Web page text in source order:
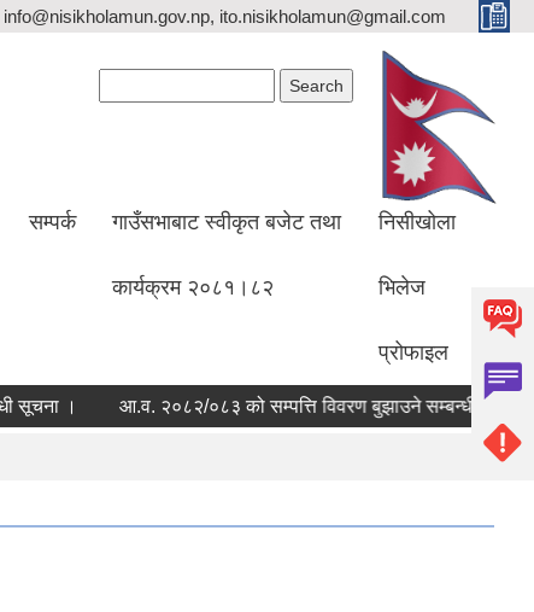
info@nisikholamun.gov.np, ito.nisikholamun@gmail.com
सम्पर्क गाउँसभाबाट स्वीकृत बजेट तथा
कार्यक्रम २०८१।८२
निसीखोला
भिलेज
प्रोफाइल
सूचना । आ.व. २०८२/०८३ को सम्पत्ति विवरण बुझाउने सम्बन्धी सूचना ।